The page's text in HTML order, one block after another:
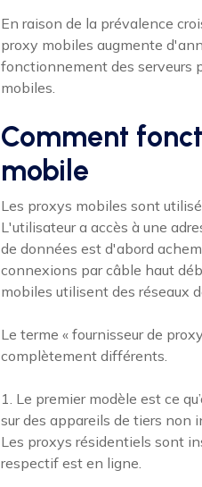
En raison de la prévalence
proxy mobiles augmente
fonctionnement des serveurs
mobiles.
Comment
mobile
Les proxys mobiles sont
L'utilisateur a accès à une
de données est d'abord
connexions par câble haut
mobiles utilisent des réseaux
Le terme « fournisseur de
complètement différents.
1. Le premier modèle est ce
sur des appareils de tiers non
Les proxys résidentiels sont
respectif est en ligne.